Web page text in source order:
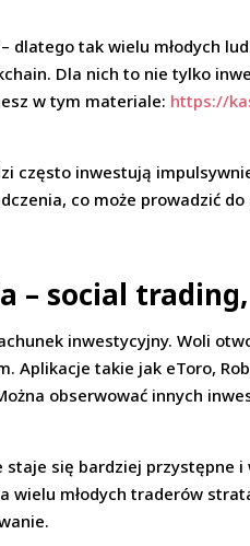
dlatego tak wielu młodych
Dla nich to nie tylko
w tym materiale: https://
często inwestują
co może prowadzić
– social
inwestycyjny. Woli
Aplikacje takie jak eToro,
obserwować innych
się bardziej przystępne
wielu młodych traderów